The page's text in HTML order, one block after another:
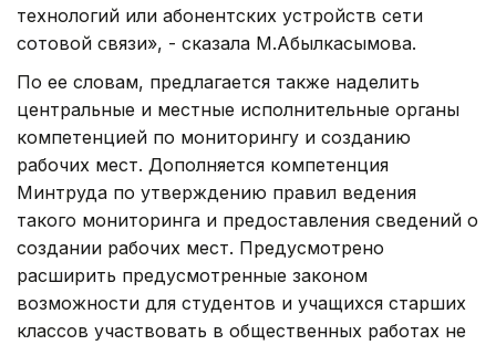
технологий или абонентских устройств сети
сотовой связи», - сказала М.Абылкасымова.
По ее словам, предлагается также наделить
центральные и местные исполнительные органы
компетенцией по мониторингу и созданию
рабочих мест. Дополняется компетенция
Минтруда по утверждению правил ведения
такого мониторинга и предоставления сведений о
создании рабочих мест. Предусмотрено
расширить предусмотренные законом
возможности для студентов и учащихся старших
классов участвовать в общественных работах не